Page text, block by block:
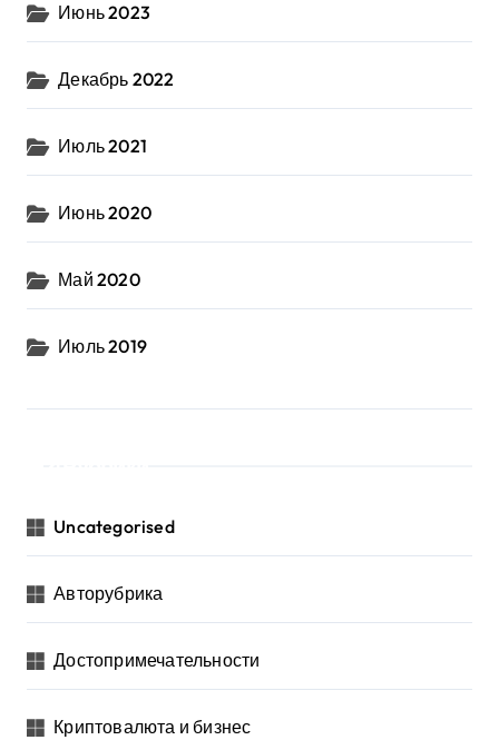
Июнь 2023
Декабрь 2022
Июль 2021
Июнь 2020
Май 2020
Июль 2019
Uncategorised
Авторубрика
Достопримечательности
Криптовалюта и бизнес